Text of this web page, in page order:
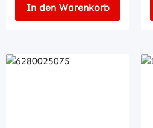
In den Warenkorb